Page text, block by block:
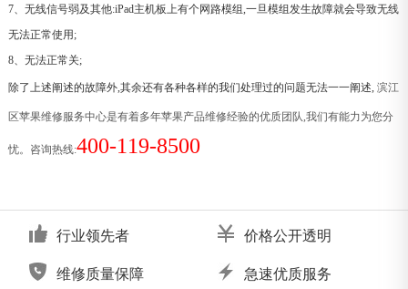
7、无线信号弱及其他:iPad主机板上有个网路模组,一旦模组发生故障就会导致无线
无法正常使用;
8、无法正常关;
除了上述阐述的故障外,其余还有各种各样的我们处理过的问题无法一一阐述, 滨江
区苹果维修服务中心是有着多年苹果产品维修经验的优质团队,我们有能力为您分
忧。咨询热线:400-119-8500
行业领先者 价格公开透明
维修质量保障 急速优质服务